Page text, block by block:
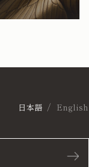
日本語 English